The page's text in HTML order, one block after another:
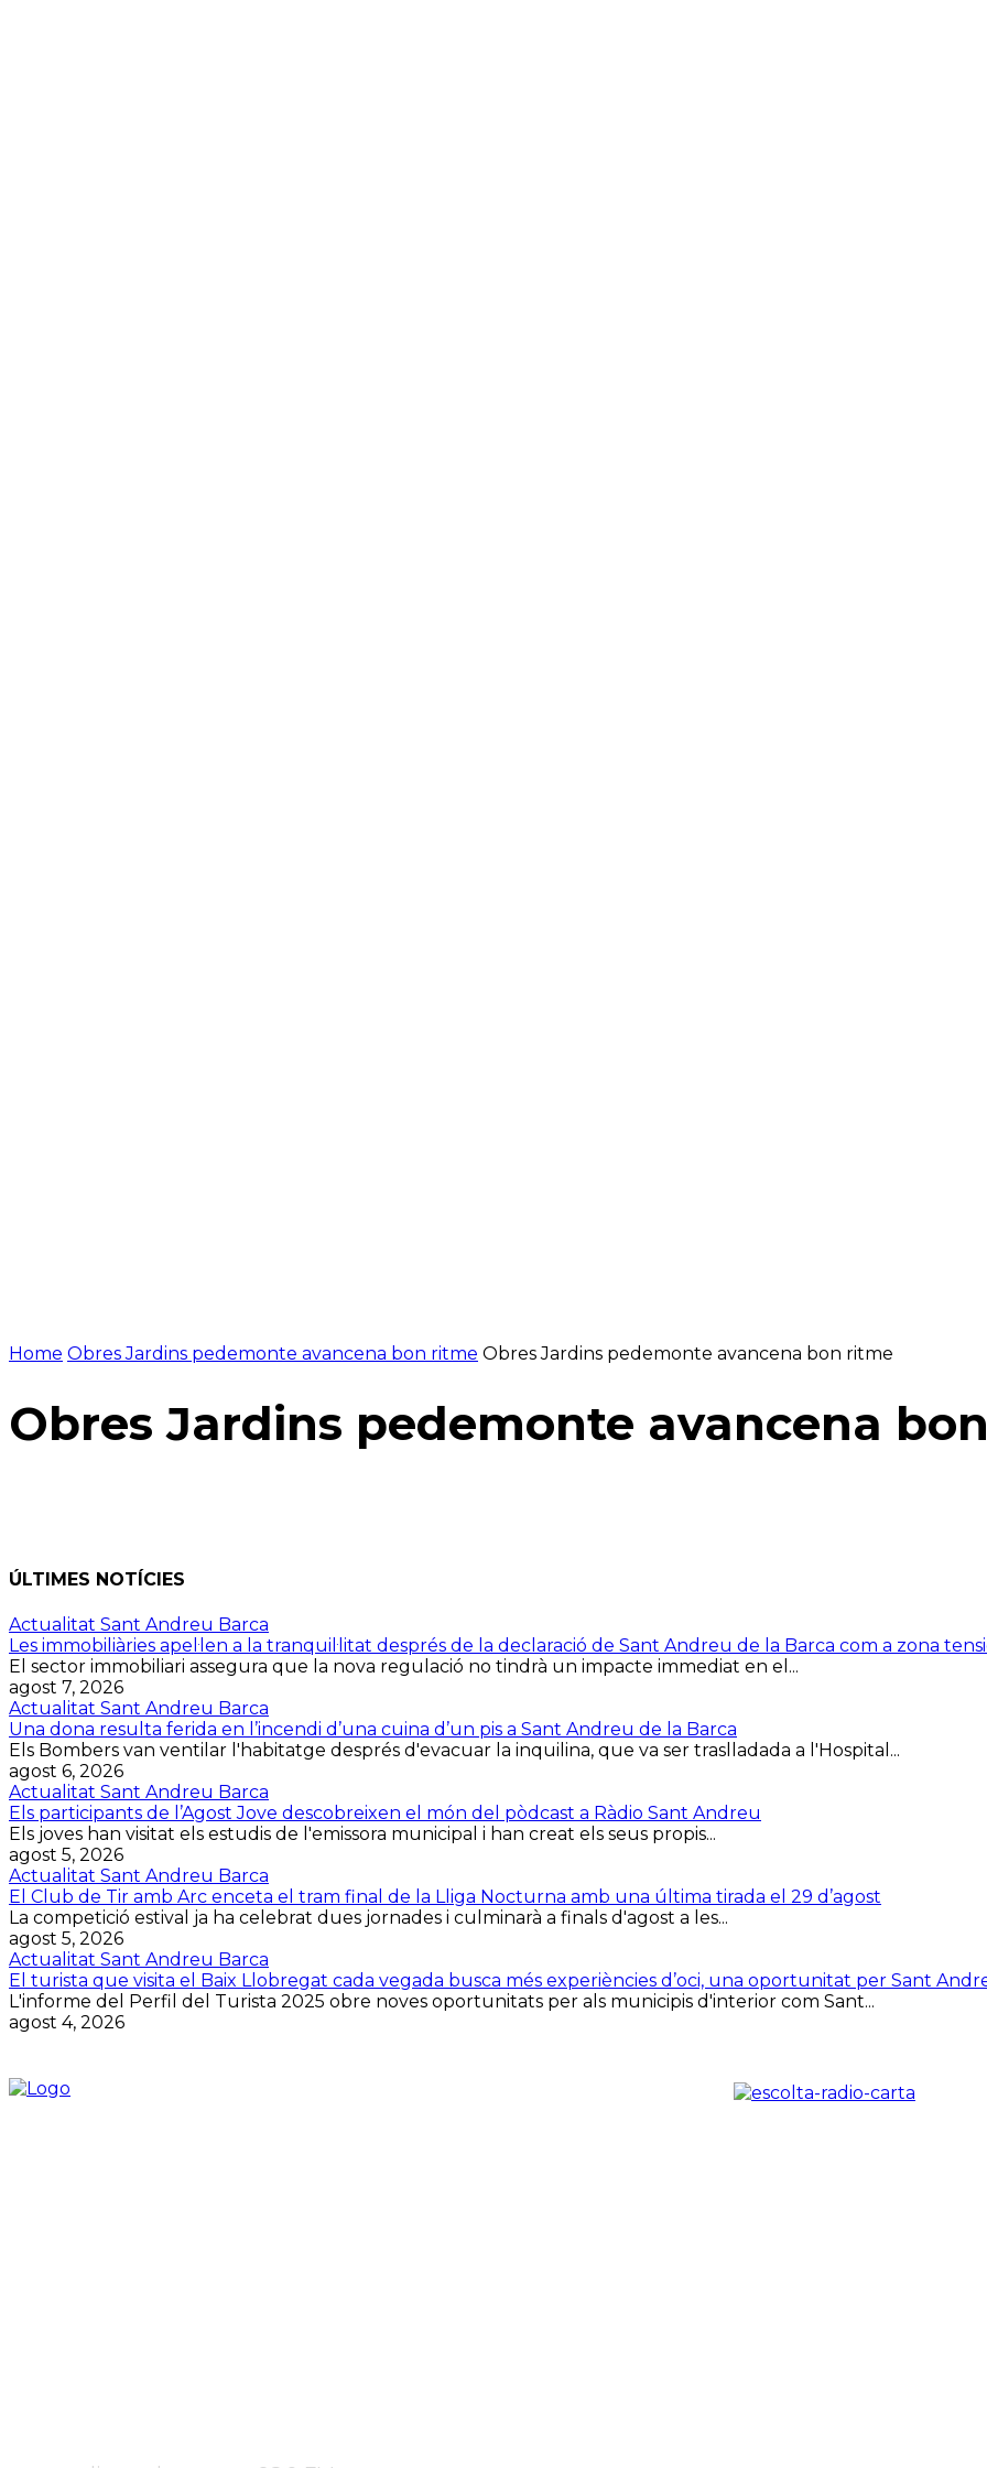
Home Obres Jardins pedemonte avancena bon ritme Obres Jardins pedemonte avancena bon ritme
Obres Jardins pedemonte avancena
ÚLTIMES NOTÍCIES
Actualitat Sant Andreu Barca
Les immobiliàries apel·len a la tranquil·litat després de la declaració de Sant Andreu de la Barca com a zona
El sector immobiliari assegura que la nova regulació no tindrà un impacte immediat en el...
agost 7, 2026
Actualitat Sant Andreu Barca
Una dona resulta ferida en l’incendi d’una cuina d’un pis a Sant Andreu de la Barca
Els Bombers van ventilar l'habitatge després d'evacuar la inquilina, que va ser traslladada a l'Hospital...
agost 6, 2026
Actualitat Sant Andreu Barca
Els participants de l’Agost Jove descobreixen el món del pòdcast a Ràdio Sant Andreu
Els joves han visitat els estudis de l'emissora municipal i han creat els seus propis...
agost 5, 2026
Actualitat Sant Andreu Barca
El Club de Tir amb Arc enceta el tram final de la Lliga Nocturna amb una última tirada el 29 d’agost
La competició estival ja ha celebrat dues jornades i culminarà a finals d'agost a les...
agost 5, 2026
Actualitat Sant Andreu Barca
El turista que visita el Baix Llobregat cada vegada busca més experiències d’oci, una oportunitat per Sant
L'informe del Perfil del Turista 2025 obre noves oportunitats per als municipis d'interior com Sant...
agost 4, 2026